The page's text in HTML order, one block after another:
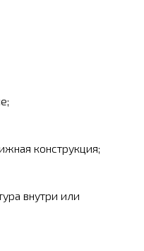
конструкция;
внутри или